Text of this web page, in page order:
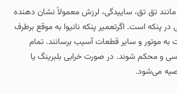
تق‌ تق، ساییدگی، لرزش معمولاً نشان‌ دهنده
پنکه است. اگرتعمیر پنکه نانیوا به موقع برطرف
موتور و سایر قطعات آسیب برسانند. تمام
و محکم شوند. در صورت خرابی بلبرینگ یا
می‌شود.